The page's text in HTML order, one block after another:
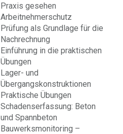
Praxis gesehen
Arbeitnehmerschutz
Prüfung als Grundlage für die
Nachrechnung
Einführung in die praktischen
Übungen
Lager- und
Übergangskonstruktionen
Praktische Übungen
Schadenserfassung: Beton
und Spannbeton
Bauwerksmonitoring –